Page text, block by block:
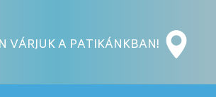
VÁRJUK A PATIKÁNKBAN!